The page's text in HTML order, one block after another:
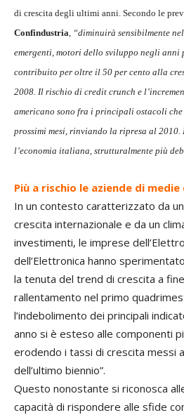
di crescita degli ultimi anni. Secondo le
Confindustria, “diminuirà sensibilmente
emergenti, motori dello sviluppo negli anni
contribuito per oltre il 50 per cento alla
2008. Il rischio di credit crunch e
americano sono fra i principali ostacoli
prossimi mesi, rinviando la ripresa al
l’economia italiana, strutturalmente più
Più a rischio le aziende di
In un contesto caratterizzato da
crescita internazionale e da un
investimenti, le imprese
dell’Elettronica hanno
la tenuta del trend di crescita a
rallentamento nel primo
l’indebolimento dei principali
anno si è esteso alle componenti
erodendo i tassi di crescita messi
dell’ultimo biennio”.
Questo nonostante si riconosca
capacità di rispondere alle sfide